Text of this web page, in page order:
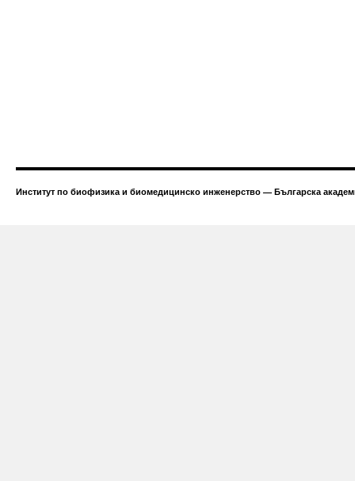
Институт по биофизика и биомедицинско инженерство — Българска